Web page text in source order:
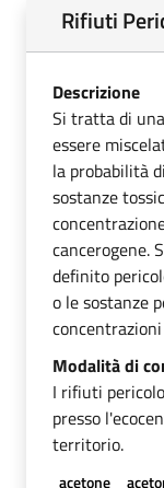
Rifiuti
Descrizione
Si tratta di
essere
la probabilità
sostanze
cancerogene.
definito
o le sostanze
Modalità di
I rifiuti
presso
territorio.
acetone